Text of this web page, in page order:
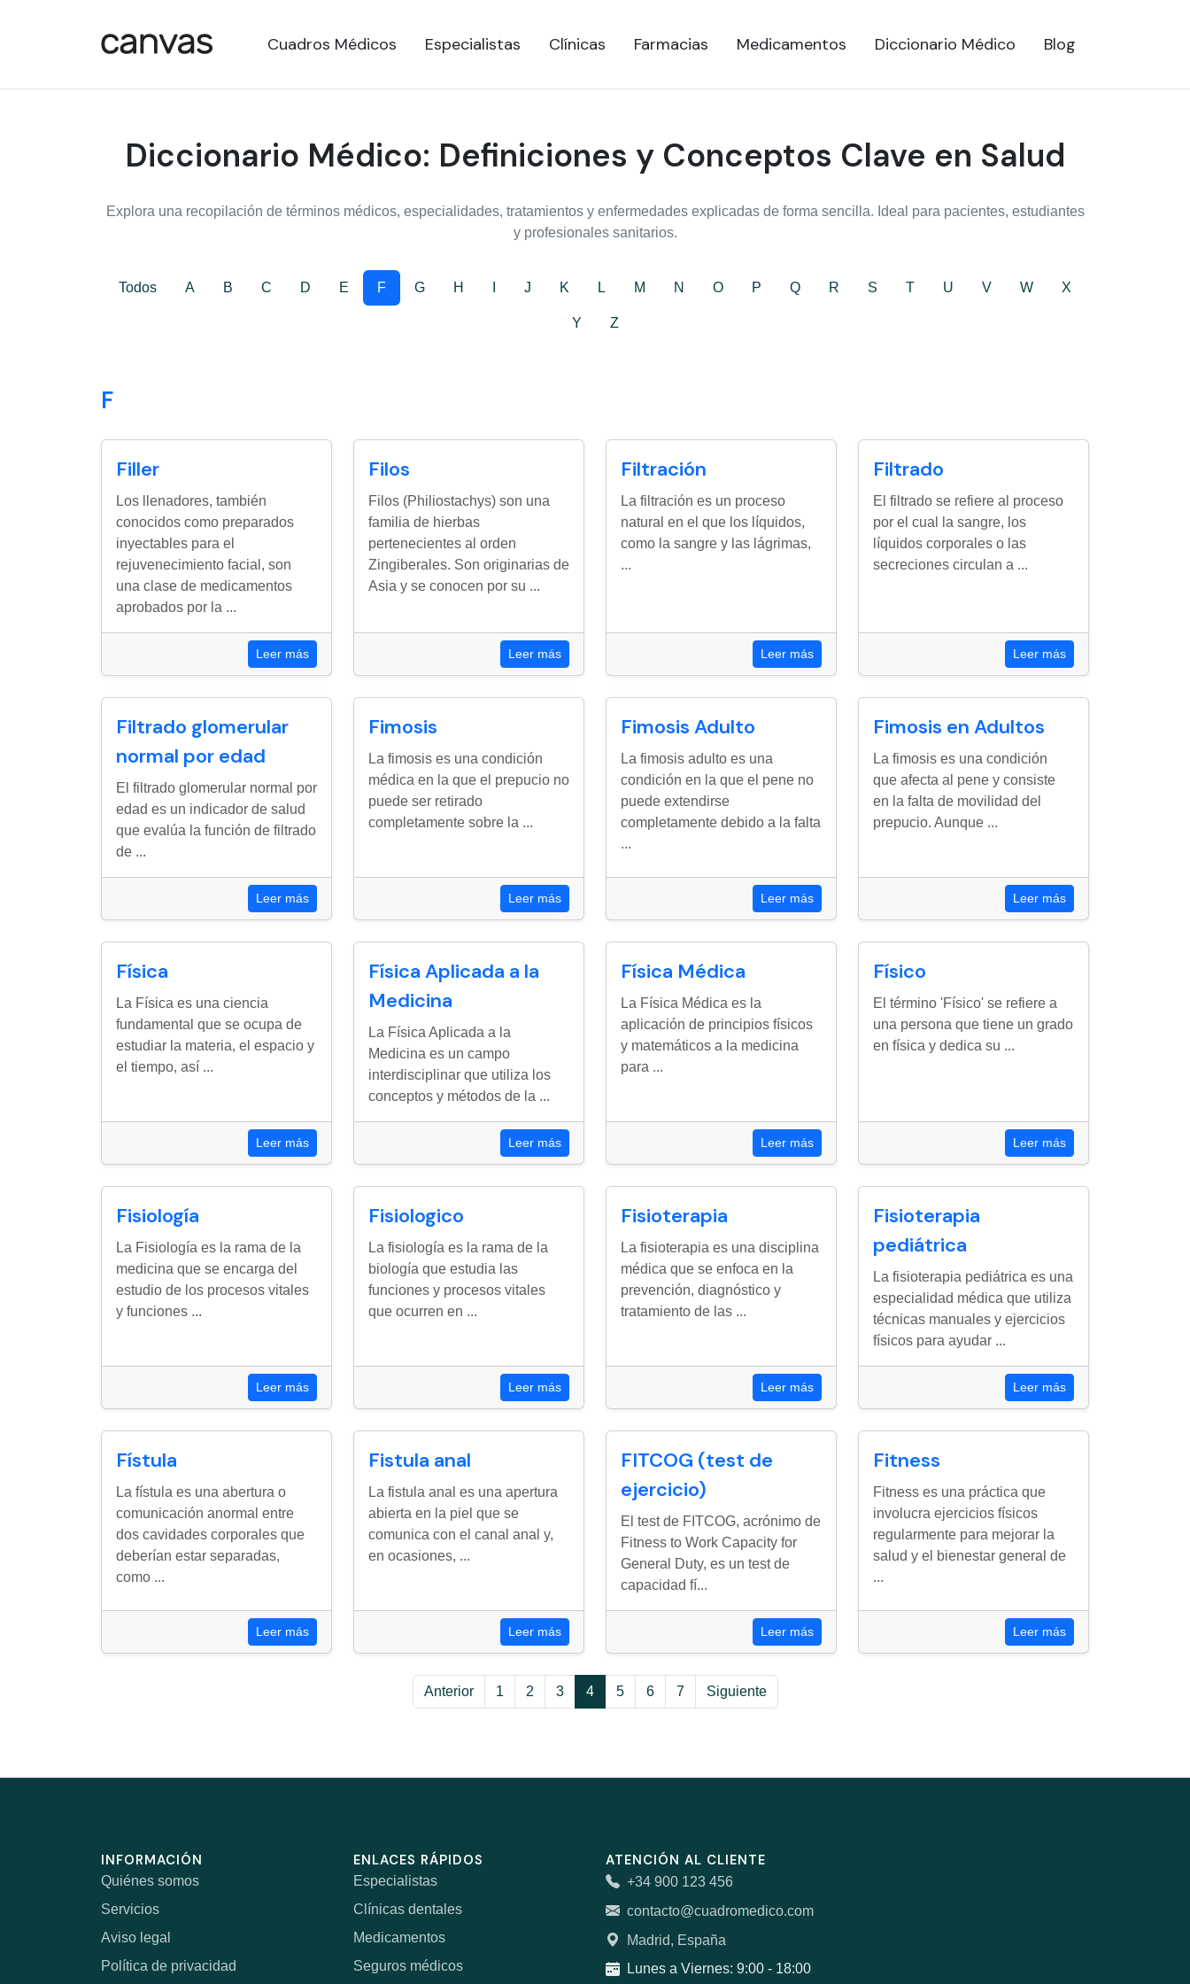
Cuadros Médicos Especialistas Clínicas Farmacias Medicamentos Diccionario Médico Blog
Diccionario Médico: Definiciones y Conceptos Clave en Salud
Explora una recopilación de términos médicos, especialidades, tratamientos y enfermedades explicadas de forma sencilla. Ideal para pacientes, estudiantes
y profesionales sanitarios.
Todos A B C D E F G H J K L M N O P Q R S T U V W X
Y Z
F
Filler
Los llenadores, también
conocidos como preparados
inyectables para el
rejuvenecimiento facial, son
una clase de medicamentos
aprobados por la ...
Leer más
Filos
Filos (Philiostachys) son una
familia de hierbas
pertenecientes al orden
Zingiberales. Son originarias de
Asia y se conocen por su ...
Leer más
Filtración
La filtración es un proceso
natural en el que los líquidos,
como la sangre y las lágrimas,
...
Leer más
Filtrado
El filtrado se refiere al proceso
por el cual la sangre, los
líquidos corporales o las
secreciones circulan a ...
Leer más
Filtrado glomerular
normal por edad
El filtrado glomerular normal por
edad es un indicador de salud
que evalúa la función de filtrado
de ...
Leer más
Fimosis
La fimosis es una condición
médica en la que el prepucio no
puede ser retirado
completamente sobre la ...
Leer más
Fimosis Adulto
La fimosis adulto es una
condición en la que el pene no
puede extendirse
completamente debido a la falta
...
Leer más
Fimosis en Adultos
La fimosis es una condición
que afecta al pene y consiste
en la falta de movilidad del
prepucio. Aunque ...
Leer más
Física
La Física es una ciencia
fundamental que se ocupa de
estudiar la materia, el espacio y
el tiempo, así ...
Leer más
Física Aplicada a la
Medicina
La Física Aplicada a la
Medicina es un campo
interdisciplinar que utiliza los
conceptos y métodos de la ...
Leer más
Física Médica
La Física Médica es la
aplicación de principios físicos
y matemáticos a la medicina
para ...
Leer más
Físico
El término 'Físico' se refiere a
una persona que tiene un grado
en física y dedica su ...
Leer más
Fisiología
La Fisiología es la rama de la
medicina que se encarga del
estudio de los procesos vitales
y funciones ...
Leer más
Fisiologico
La fisiología es la rama de la
biología que estudia las
funciones y procesos vitales
que ocurren en ...
Leer más
Fisioterapia
La fisioterapia es una disciplina
médica que se enfoca en la
prevención, diagnóstico y
tratamiento de las ...
Leer más
Fisioterapia
pediátrica
La fisioterapia pediátrica es una
especialidad médica que utiliza
técnicas manuales y ejercicios
físicos para ayudar ...
Leer más
Fístula
La fístula es una abertura o
comunicación anormal entre
dos cavidades corporales que
deberían estar separadas,
como ...
Leer más
Fistula anal
La fistula anal es una apertura
abierta en la piel que se
comunica con el canal anal y,
en ocasiones, ...
Leer más
FITCOG (test de
ejercicio)
El test de FITCOG, acrónimo de
Fitness to Work Capacity for
General Duty, es un test de
capacidad fí...
Leer más
Fitness
Fitness es una práctica que
involucra ejercicios físicos
regularmente para mejorar la
salud y el bienestar general de
...
Leer más
Anterior 1 2 3 4 5 6 7 Siguiente
INFORMACIÓN
Quiénes somos
Servicios
Aviso legal
Política de privacidad
ENLACES RÁPIDOS
Especialistas
Clínicas dentales
Medicamentos
Seguros médicos
ATENCIÓN AL CLIENTE
+34 900 123 456
contacto@cuadromedico.com
Madrid, España
Lunes a Viernes: 9:00 - 18:00